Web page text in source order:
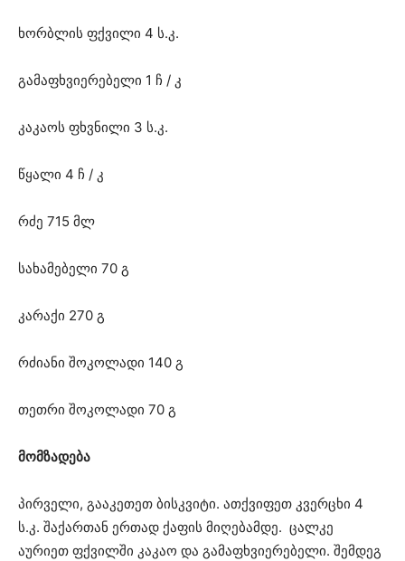
ხორბლის ფქვილი 4 ს.კ.
გამაფხვიერებელი 1 ჩ / კ
კაკაოს ფხვნილი 3 ს.კ.
წყალი 4 ჩ / კ
რძე 715 მლ
სახამებელი 70 გ
კარაქი 270 გ
რძიანი შოკოლადი 140 გ
თეთრი შოკოლადი 70 გ
მომზადება
პირველი, გააკეთეთ ბისკვიტი. ათქვიფეთ კვერცხი 4
ს.კ. შაქართან ერთად ქაფის მიღებამდე. ცალკე
აურიეთ ფქვილში კაკაო და გამაფხვიერებელი. შემდეგ